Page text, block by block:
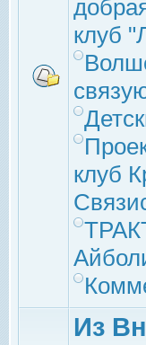
клуб
клуб
Из